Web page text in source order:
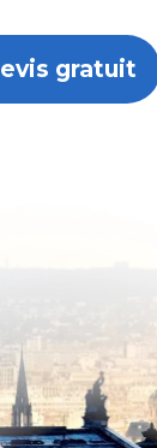
gratuit